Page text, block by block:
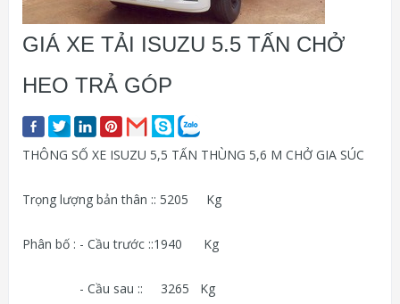
GIÁ XE TẢI ISUZU 5.5 TẤN CHỞ
HEO TRẢ GÓP
THÔNG SỐ XE ISUZU 5,5 TẤN THÙNG 5,6 M CHỞ GIA SÚC
Trọng lượng bản thân :: 5205 Kg
Phân bố : - Cầu trước ::1940 Kg
- Cầu sau :: 3265 Kg